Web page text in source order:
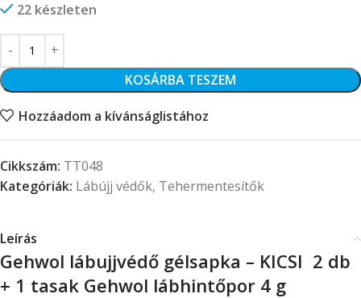
22 készleten
KOSÁRBA TESZEM
Hozzáadom a kívánságlistához
Cikkszám: TT048
Kategóriák: Lábújj védők, Tehermentesítők
Leírás
Gehwol lábujjvédő gélsapka – KICSI 2 db
+ 1 tasak Gehwol lábhintőpor 4 g